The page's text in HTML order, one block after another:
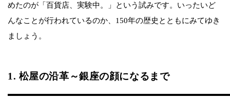
めたのが「百貨店、実験中。」という試みです。いったいど
んなことが行われているのか、150年の歴史とともにみてゆき
ましょう。
1. 松屋の沿革～銀座の顔になるまで